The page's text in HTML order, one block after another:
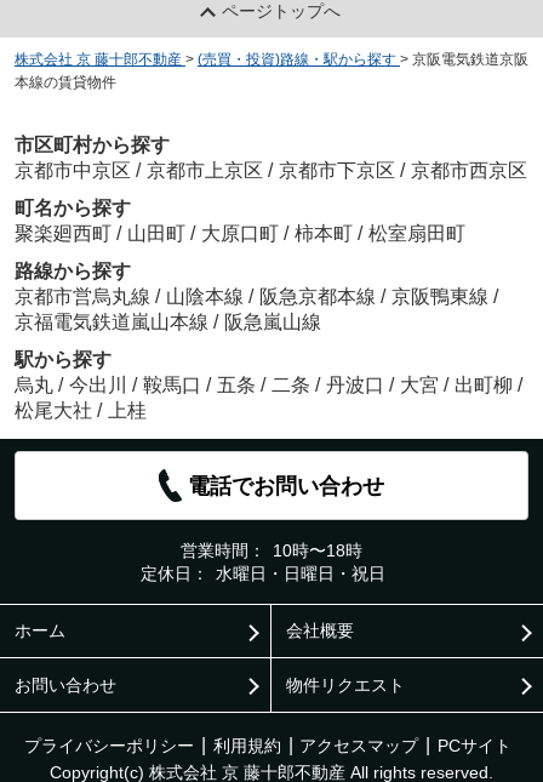
ページトップへ
株式会社 京 藤十郎不動産 > (売買・投資)路線・駅から探す > 京阪電気鉄道京阪
本線の賃貸物件
市区町村から探す
京都市中京区 / 京都市上京区 / 京都市下京区 / 京都市西京区
町名から探す
聚楽廻西町 / 山田町 / 大原口町 / 柿本町 / 松室扇田町
路線から探す
京都市営烏丸線 / 山陰本線 / 阪急京都本線 / 京阪鴨東線 /
京福電気鉄道嵐山本線 / 阪急嵐山線
駅から探す
烏丸 / 今出川 / 鞍馬口 / 五条 / 二条 / 丹波口 / 大宮 / 出町柳 /
松尾大社 / 上桂
電話でお問い合わせ
営業時間：
10時〜18時
定休日：
水曜日・日曜日・祝日
ホーム 会社概要
お問い合わせ 物件リクエスト
プライバシーポリシー 利用規約 アクセスマップ
PCサイト
Copyright(c) 株式会社 京 藤十郎不動産 All rights reserved.